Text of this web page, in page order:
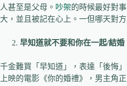
人甚至是父母。 吵架的時候最好對
大，並且被記在心上。一但哪天對
早知道就不要和你在一起/結婚
千金難買「早知道」，表達「後悔
上映的電影《你的婚禮》，男主角